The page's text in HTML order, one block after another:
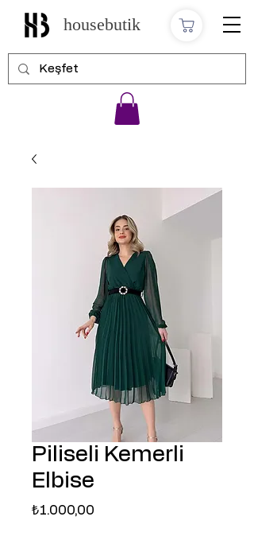
housebutik
Piliseli Kemerli
Elbise
₺1.000,00